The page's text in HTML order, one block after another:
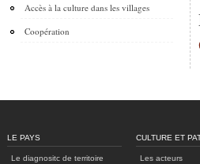
Accès à la culture dans les villages
Coopération
LE PAYS
Le diagnositc de territoire
CULTURE ET
Les acteurs